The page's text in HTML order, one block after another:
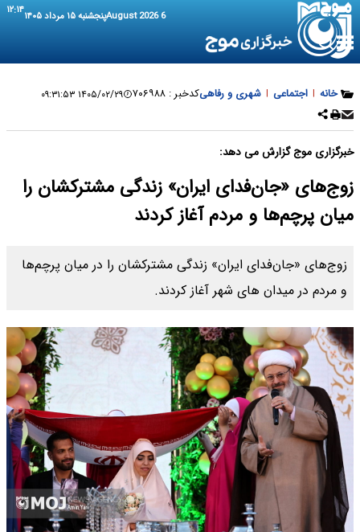
6 August 2026 پنجشنبه ۱۵ مرداد ۱۴۰۵ ۱۲:۱۴
خانه | اجتماعی | شهری و رفاهیکدخبر : ۷۰۶۹۸۸ ۱۴۰۵/۰۲/۲۹ ۰۹:۳۱:۵۳
خبرگزاری موج گزارش می دهد:
زوج‌های «جان‌فدای ایران» زندگی مشترکشان را
میان پرچم‌ها و مردم آغاز کردند
زوج‌های «جان‌فدای ایران» زندگی مشترکشان را در میان پرچم‌ها
و مردم در میدان های شهر آغاز کردند.